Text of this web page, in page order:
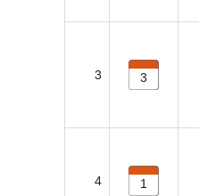
3 3
4 1